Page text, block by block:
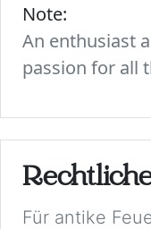
Note:
An enthusiast
passion for all
Für antike